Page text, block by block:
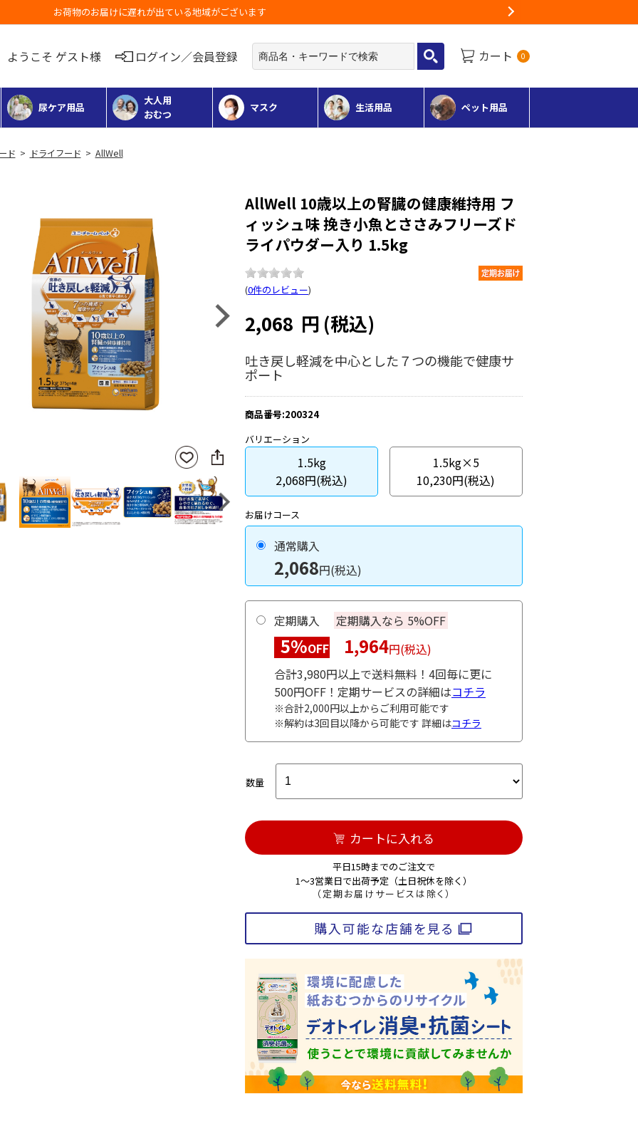
お荷物のお届けに遅れが出ている地域がございます
ようこそ ゲスト様 ログイン／会員登録 カート 0
尿ケア用品
大人用
おむつ
マスク 生活用品 ペット用品
ド > ドライフード > AllWell
Next
お気
に入
登録
SNS
に
シ
ェ
アNext
AllWell 10歳以上の腎臓の健康維持用 フ
ィッシュ味 挽き小魚とささみフリーズド
ライパウダー入り 1.5kg
(0件のレビュー)
2,068 円 (税込)
吐き戻し軽減を中心とした７つの機能で健康サ
ポート
商品番号:200324
バリエーション
1.5kg
2,068円(税込)
1.5kg×5
10,230円(税込)
お届けコース
通常購入
2,068円(税込)
定期購入 定期購入なら 5%OFF
5%OFF 1,964円(税込)
合計3,980円以上で送料無料！4回毎に更に
500円OFF！定期サービスの詳細はコチラ
※合計2,000円以上からご利用可能です
※解約は3回目以降から可能です 詳細はコチラ
数量
カートに入れる
平日15時までのご注文で
1～3営業日で出荷予定（土日祝休を除く）
（定期お届けサービスは除く）
購入可能な店舗を見る